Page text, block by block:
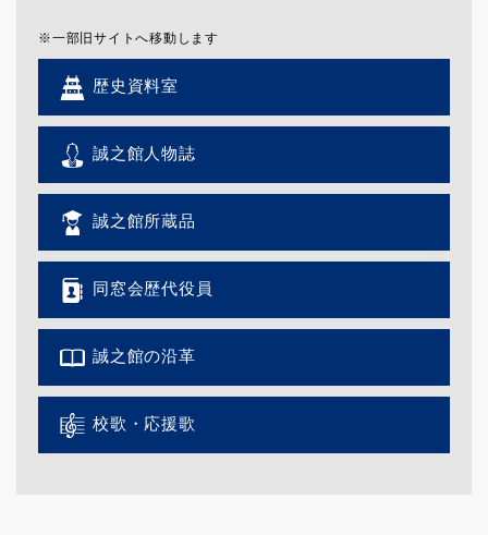
※一部旧サイトへ移動します
歴史資料室
誠之館人物誌
誠之館所蔵品
同窓会歴代役員
誠之館の沿革
校歌・応援歌